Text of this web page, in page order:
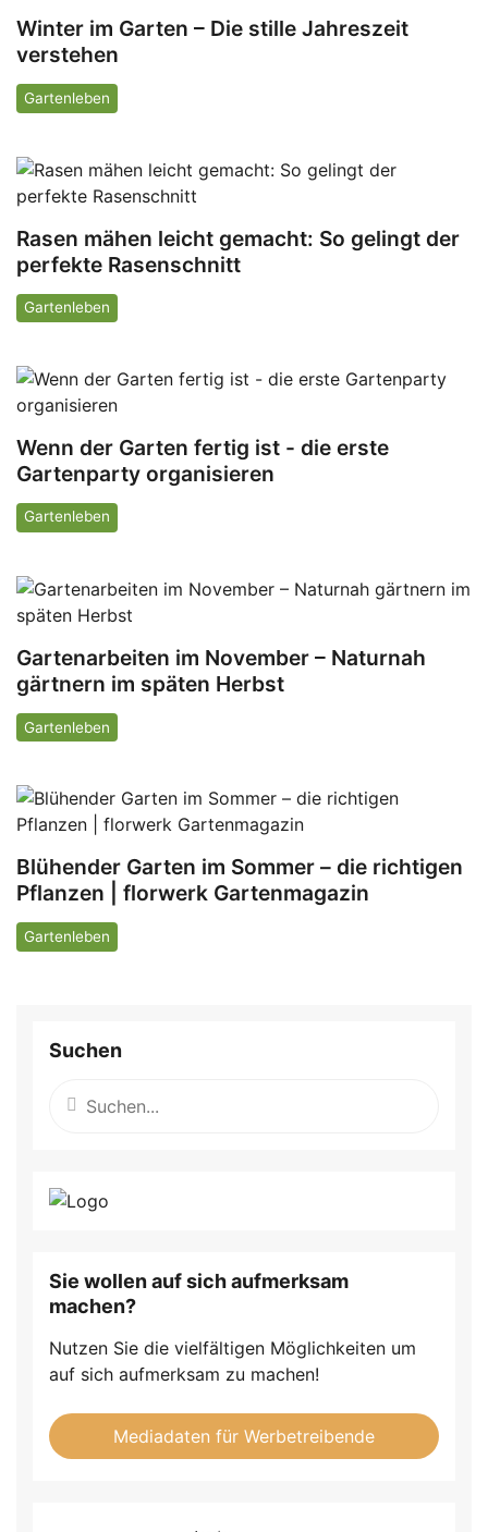
Winter im Garten – Die stille Jahreszeit
verstehen
Gartenleben
Rasen mähen leicht gemacht: So gelingt der
perfekte Rasenschnitt
Gartenleben
Wenn der Garten fertig ist - die erste
Gartenparty organisieren
Gartenleben
Gartenarbeiten im November – Naturnah
gärtnern im späten Herbst
Gartenleben
Blühender Garten im Sommer – die richtigen
Pflanzen | florwerk Gartenmagazin
Gartenleben
Suchen
Sie wollen auf sich aufmerksam
machen?
Nutzen Sie die vielfältigen Möglichkeiten um
auf sich aufmerksam zu machen!
Mediadaten für Werbetreibende